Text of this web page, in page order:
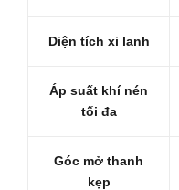
Diện tích xi lanh
Áp suất khí nén
tối đa
Góc mở thanh
kẹp